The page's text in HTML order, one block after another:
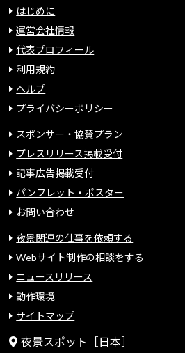
はじめに
運営会社情報
代表プロフィール
利用規約
ヘルプ
プライバシーポリシー
スポンサー・協賛プラン
プレスリリース掲載受付
記事広告掲載受付
パンフレット・ポスター
お問い合わせ
夜景関連の仕事を依頼する
Webサイト制作の相談をする
ニュースリリース
動作環境
サイトマップ
夜景スポット［日本］